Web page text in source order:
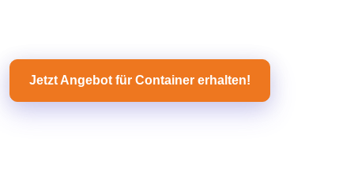
Jetzt Angebot für Container erhalten!